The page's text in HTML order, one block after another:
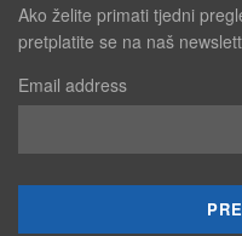
Ako želite primati tjedni
pretplatite se na naš
Email address